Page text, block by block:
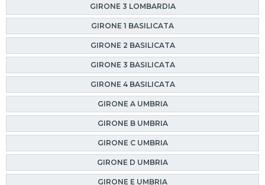
GIRONE 3 LOMBARDIA
GIRONE 1 BASILICATA
GIRONE 2 BASILICATA
GIRONE 3 BASILICATA
GIRONE 4 BASILICATA
GIRONE A UMBRIA
GIRONE B UMBRIA
GIRONE C UMBRIA
GIRONE D UMBRIA
GIRONE E UMBRIA